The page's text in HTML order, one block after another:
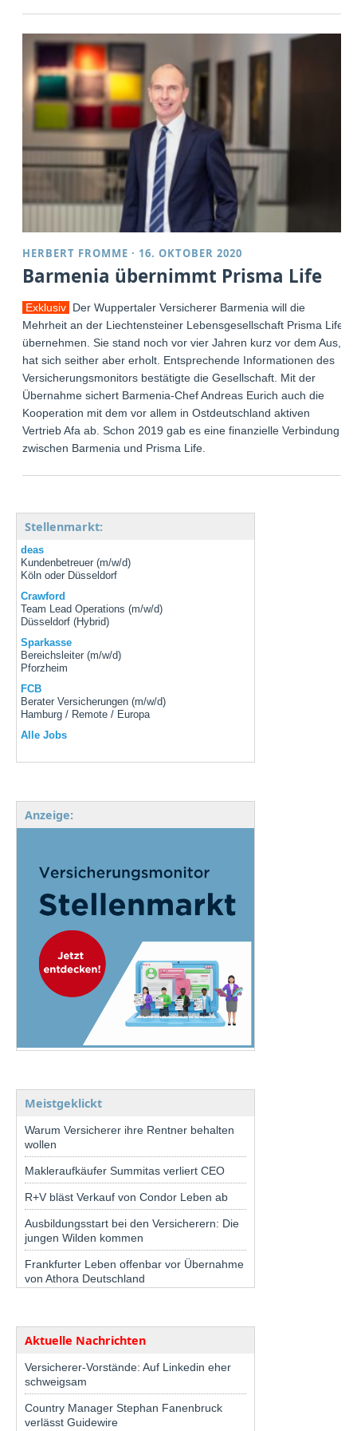
HERBERT FROMME · 16. OKTOBER 2020
Barmenia übernimmt Prisma Life
Exklusiv Der Wuppertaler Versicherer Barmenia will die
Mehrheit an der Liechtensteiner Lebensgesellschaft Prisma Life
übernehmen. Sie stand noch vor vier Jahren kurz vor dem Aus,
hat sich seither aber erholt. Entsprechende Informationen des
Versicherungsmonitors bestätigte die Gesellschaft. Mit der
Übernahme sichert Barmenia-Chef Andreas Eurich auch die
Kooperation mit dem vor allem in Ostdeutschland aktiven
Vertrieb Afa ab. Schon 2019 gab es eine finanzielle Verbindung
zwischen Barmenia und Prisma Life.
Stellenmarkt:
deas
Kundenbetreuer (m/w/d)
Köln oder Düsseldorf
Crawford
Team Lead Operations (m/w/d)
Düsseldorf (Hybrid)
Sparkasse
Bereichsleiter (m/w/d)
Pforzheim
FCB
Berater Versicherungen (m/w/d)
Hamburg / Remote / Europa
Alle Jobs
Anzeige:
Meistgeklickt
Warum Versicherer ihre Rentner behalten
wollen
Makleraufkäufer Summitas verliert CEO
R+V bläst Verkauf von Condor Leben ab
Ausbildungsstart bei den Versicherern: Die
jungen Wilden kommen
Frankfurter Leben offenbar vor Übernahme
von Athora Deutschland
Aktuelle Nachrichten
Versicherer-Vorstände: Auf Linkedin eher
schweigsam
Country Manager Stephan Fanenbruck
verlässt Guidewire